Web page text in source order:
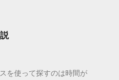
を使って探すのは時間が